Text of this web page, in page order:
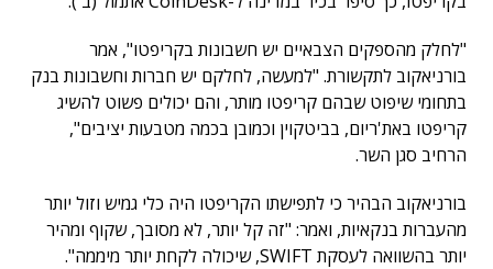
"לחלק מהספקים הצבאיים יש חשבונות בקריפטו", אמר
בורניאקוב לתקשורת. "למעשה, לחלקם יש חברות וחשבונות בנק
בתחומי שיפוט שבהם קריפטו מותר, והם יכולים פשוט להשיג
קריפטו באת'ריום, בביטקוין וכמובן בכמה מטבעות יציבים",
הרחיב סגן השר.
בורניאקוב הבהיר כי לתפישתו הקריפטו היה כלי גמיש וזול יותר
מהעברות בנקאיות, ואמר: "זה קל יותר, לא מסובך, שקוף ומהיר
יותר בהשוואה לעסקת SWIFT, שיכולה לקחת יותר מיממה".